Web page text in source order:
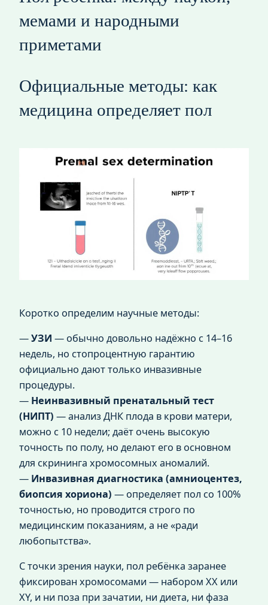
мемами и народными
приметами
Официальные методы: как
медицина определяет пол
Коротко определим научные методы:
—УЗИ — обычно довольно надёжно с 14–16
недель, но стопроцентную гарантию
официально дают только инвазивные
процедуры.
— Неинвазивный пренатальный тест
(НИПТ) — анализ ДНК плода в крови матери,
можно с 10 недели; даёт очень высокую
точность по полу, но делают его в основном
для скрининга хромосомных аномалий.
— Инвазивная диагностика (амниоцентез,
биопсия хориона) — определяет пол со 100%
точностью, но проводится строго по
медицинским показаниям, а не «ради
любопытства».
С точки зрения науки, пол ребёнка заранее
фиксирован хромосомами — набором XX или
XY, и ни поза при зачатии, ни диета, ни фаза